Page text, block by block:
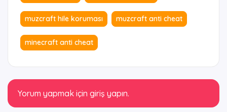
muzcraft hile koruması muzcraft anti cheat
minecraft anti cheat
Yorum yapmak için giriş yapın.